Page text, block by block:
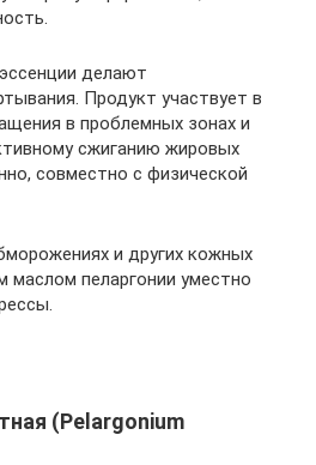
делают
Продукт участвует в
в проблемных зонах и
сжиганию жировых
совместно с физической
и других кожных
маслом пеларгонии уместно
(Pelargonium